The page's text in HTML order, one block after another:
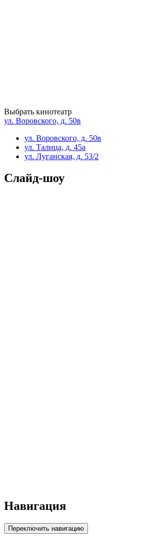
Выбрать кинотеатр
ул. Воровского, д. 50в
ул. Воровского, д. 50в
ул. Талица, д. 45а
ул. Луганская, д. 53/2
Слайд-шоу
Навигация
Переключить навигацию